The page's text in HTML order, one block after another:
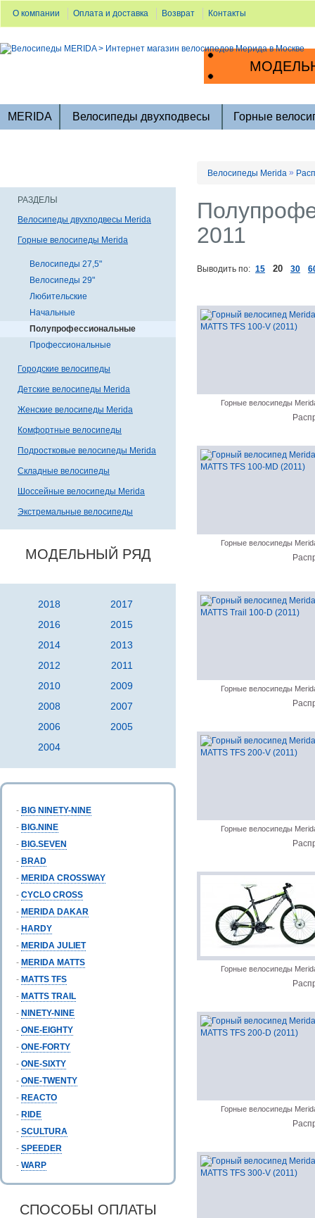
О компании Оплата и доставка Возврат Контакты
MERIDA Велосипеды двухподвесы Горные
РАЗДЕЛЫ
Велосипеды двухподвесы Merida
Горные велосипеды Merida
Велосипеды 27,5"
Велосипеды 29"
Любительские
Начальные
Полупрофессиональные
Профессиональные
Городские велосипеды
Детские велосипеды Merida
Женские велосипеды Merida
Комфортные велосипеды
Подростковые велосипеды Merida
Складные велосипеды
Шоссейные велосипеды Merida
Экстремальные велосипеды
МОДЕЛЬНЫЙ РЯД
2018
2017
2016
2015
2014
2013
2012
2011
2010
2009
2008
2007
2006
2005
2004
- BIG NINETY-NINE
- BIG.NINE
- BIG.SEVEN
- BRAD
- MERIDA CROSSWAY
- CYCLO CROSS
- MERIDA DAKAR
- HARDY
- MERIDA JULIET
- MERIDA MATTS
- MATTS TFS
- MATTS TRAIL
- NINETY-NINE
- ONE-EIGHTY
- ONE-FORTY
- ONE-SIXTY
- ONE-TWENTY
- REACTO
- RIDE
- SCULTURA
- SPEEDER
- WARP
СПОСОБЫ ОПЛАТЫ
Велосипеды Merida »
2011
Выводить по: 15 20 30
Горные велосипеды
Горные велосипеды
Горные велосипеды
Горные велосипеды
Горные велосипеды
Горные велосипеды